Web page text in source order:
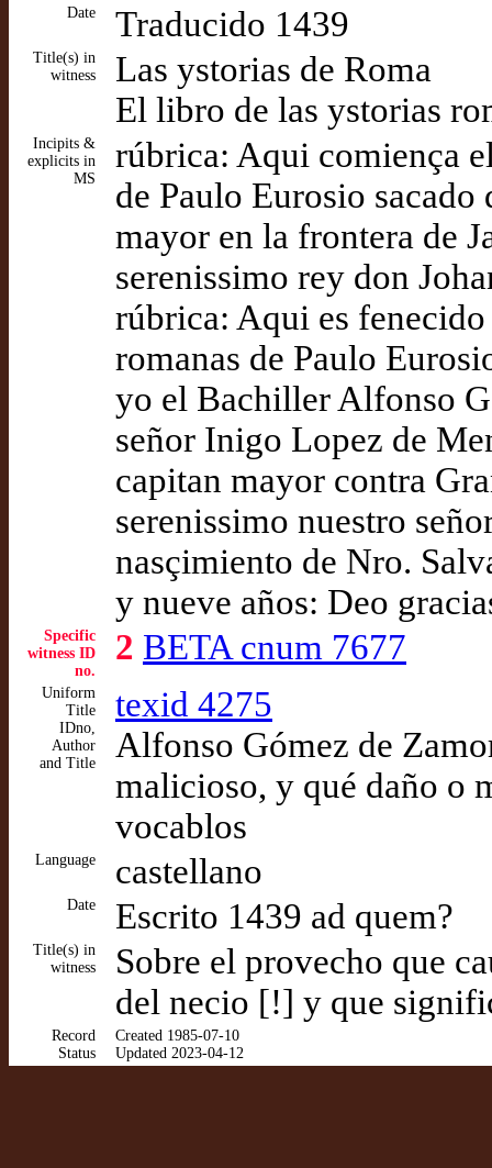
Date Traducido 1439
Title(s) in
witness
Las ystorias de Roma
El libro de las ystorias
Incipits &
explicits in
MS
rúbrica: Aqui comiença
de Paulo Eurosio
mayor en la frontera de
serenissimo rey don
rúbrica: Aqui es
romanas de Paulo
yo el Bachiller Alfonso
señor Inigo Lopez de
capitan mayor contra
serenissimo nuestro
nasçimiento de Nro.
y nueve años: Deo
Specific
witness ID
no.
2 BETA cnum 7677
Uniform
Title
IDno,
Author
and Title
texid 4275
Alfonso Gómez de
malicioso, y qué daño o
vocablos
Language castellano
Date Escrito 1439 ad quem?
Title(s) in
witness
Sobre el provecho que
del necio [!] y que
Record
Status
Created 1985-07-10
Updated 2023-04-12